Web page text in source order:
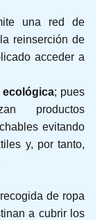
una red de
reinserción de
acceder a
ecológica; pues
productos
evitando
y, por tanto,
de ropa
a cubrir los